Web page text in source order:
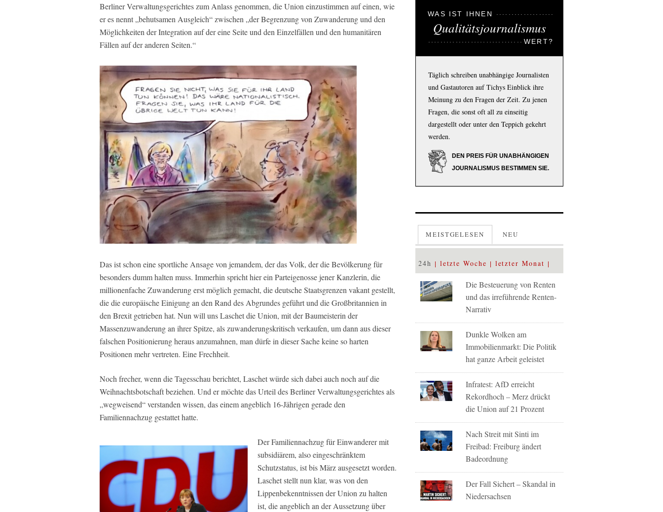
Berliner Verwaltungsgerichtes zum Anlass genommen, die Union einzustimmen auf einen, wie
er es nennt „behutsamen Ausgleich“ zwischen „der Begrenzung von Zuwanderung und den
Möglichkeiten der Integration auf der eine Seite und den Einzelfällen und den humanitären
Fällen auf der anderen Seiten.“
Das ist schon eine sportliche Ansage von jemandem, der das Volk, der die Bevölkerung für
besonders dumm halten muss. Immerhin spricht hier ein Parteigenosse jener Kanzlerin, die
millionenfache Zuwanderung erst möglich gemacht, die deutsche Staatsgrenzen vakant gestellt,
die die europäische Einigung an den Rand des Abgrundes geführt und die Großbritannien in
den Brexit getrieben hat. Nun will uns Laschet die Union, mit der Baumeisterin der
Massenzuwanderung an ihrer Spitze, als zuwanderungskritisch verkaufen, um dann aus dieser
falschen Positionierung heraus anzumahnen, man dürfe in dieser Sache keine so harten
Positionen mehr vertreten. Eine Frechheit.
Noch frecher, wenn die Tagesschau berichtet, Laschet würde sich dabei auch noch auf die
Weihnachtsbotschaft beziehen. Und er möchte das Urteil des Berliner Verwaltungsgerichtes als
„wegweisend“ verstanden wissen, das einem angeblich 16-Jährigen gerade den
Familiennachzug gestattet hatte.
Der Familiennachzug für Einwanderer mit
subsidiärem, also eingeschränktem
Schutzstatus, ist bis März ausgesetzt worden.
Laschet stellt nun klar, was von den
Lippenbekenntnissen der Union zu halten
ist, die angeblich an der Aussetzung über
WAS IST IHNEN
Qualitätsjournalismus
WERT?
Täglich schreiben unabhängige Journalisten
und Gastautoren auf Tichys Einblick ihre
Meinung zu den Fragen der Zeit. Zu jenen
Fragen, die sonst oft all zu einseitig
dargestellt oder unter den Teppich gekehrt
werden.
DEN PREIS FÜR UNABHÄNGIGEN
JOURNALISMUS BESTIMMEN SIE.
MEISTGELESEN NEU
24h letzte Woche letzter Monat
Die Besteuerung von Renten
und das irreführende Renten-
Narrativ
Dunkle Wolken am
Immobilienmarkt: Die Politik
hat ganze Arbeit geleistet
Infratest: AfD erreicht
Rekordhoch – Merz drückt
die Union auf 21 Prozent
Nach Streit mit Sinti im
Freibad: Freiburg ändert
Badeordnung
Der Fall Sichert – Skandal in
Niedersachsen